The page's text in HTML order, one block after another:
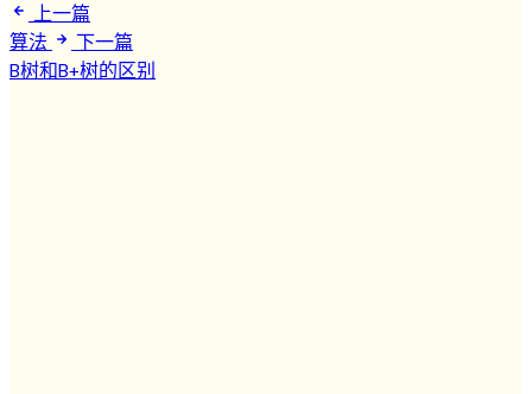
上一篇
算法
下一篇
B树和B+树的区别